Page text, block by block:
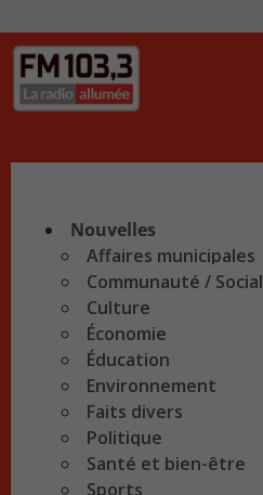
Nouvelles
Affaires municipales
Communauté / Social
Culture
Économie
Éducation
Environnement
Faits divers
Politique
Santé et bien-être
Sports